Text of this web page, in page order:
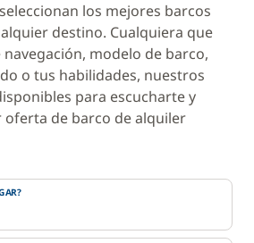
los mejores barcos
destino. Cualquiera que
modelo de barco,
o tus habilidades, nuestros
para escucharte y
de barco de alquiler